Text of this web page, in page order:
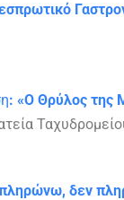
: «O Θρύλος της
δεν